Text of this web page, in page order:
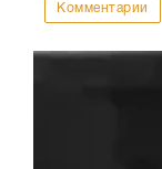
Комментарии